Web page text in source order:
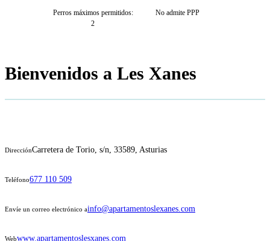
Perros máximos permitidos:
2
No admite PPP
Bienvenidos a Les Xanes
DirecciónCarretera de Torio, s/n, 33589, Asturias
Teléfono677 110 509
Envíe un correo electrónico ainfo@apartamentoslexanes.com
Webwww.apartamentoslesxanes.com